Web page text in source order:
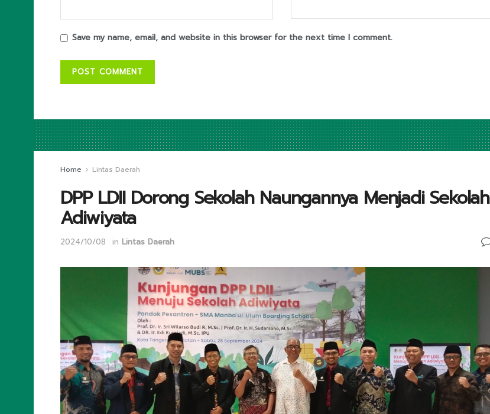
Save my name, email, and website in this browser for the next time I comment.
Home Lintas Daerah
DPP LDII Dorong Sekolah Naungannya Menjadi Sekolah
Adiwiyata
2024/10/08 in Lintas Daerah